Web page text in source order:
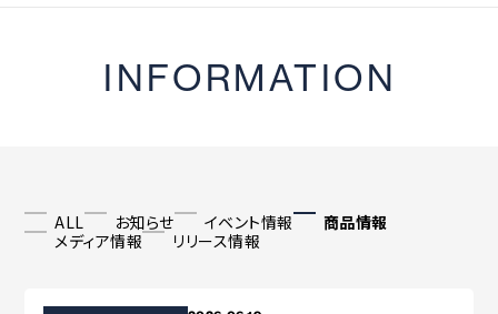
ツーリング
INFORMATION
ALL お知らせ イベント情報
商品情報
メディア情報
リリース情報